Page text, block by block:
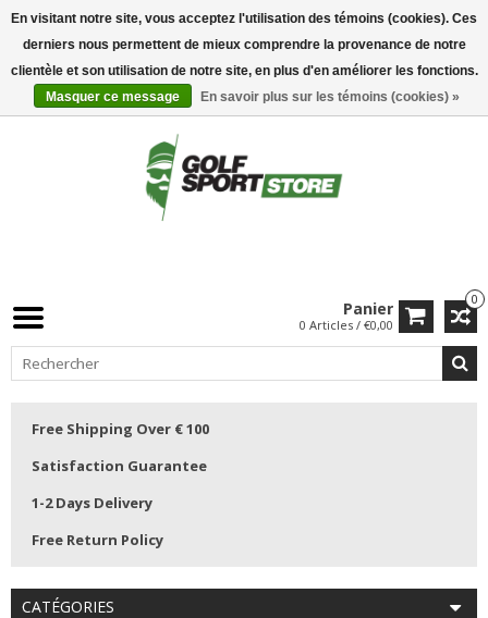
0
Panier
0 Articles / €0,00
Free Shipping Over € 100
Satisfaction Guarantee
1-2 Days Delivery
Free Return Policy
CATÉGORIES
En visitant notre site, vous acceptez l'utilisation des témoins (cookies). Ces
derniers nous permettent de mieux comprendre la provenance de notre
clientèle et son utilisation de notre site, en plus d'en améliorer les fonctions.
Masquer ce message
En savoir plus sur les témoins (cookies) »